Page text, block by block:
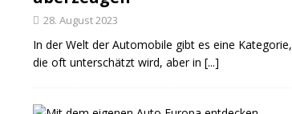
28. August 2023
In der Welt der Automobile gibt es eine Kategorie,
die oft unterschätzt wird, aber in [...]